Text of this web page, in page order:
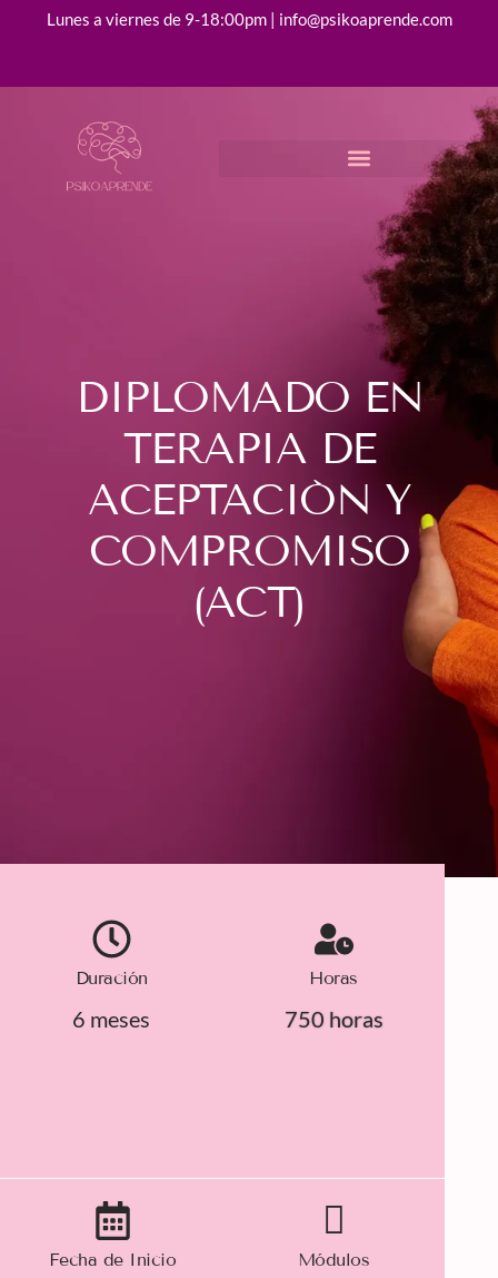
Lunes a viernes de 9-18:00pm | info@psikoaprende.com
DIPLOMADO EN
TERAPIA DE
ACEPTACIÓN Y
COMPROMISO
(ACT)
Duración
6 meses
Horas
750 horas
Fecha de Inicio Módulos